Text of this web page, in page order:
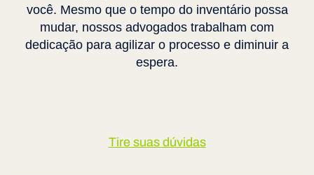
você. Mesmo que o tempo do inventário possa
mudar, nossos advogados trabalham com
dedicação para agilizar o processo e diminuir a
espera.
Tire suas dúvidas